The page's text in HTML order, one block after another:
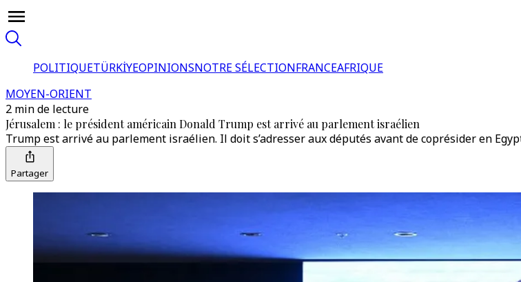
POLITIQUETÜRKİYEOPINIONSNOTRE SÉLECTIONFRANCEAFRIQUE
MOYEN-ORIENT
2 min de lecture
Jérusalem : le président américain Donald Trump est arrivé au parlement israélien
Trump est arrivé au parlement israélien. Il doit s’adresser aux députés avant de coprésider en
Partager